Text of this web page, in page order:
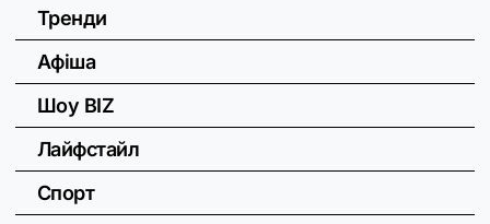
Тренди
Афіша
Шоу BIZ
Лайфстайл
Спорт